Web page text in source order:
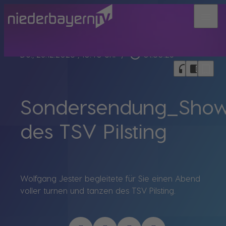
Do., 28.12.2023, 10:40 Uhr / play_circle_outline 01:30:26
headphones chrome_reader_mode
des TSV Pilsting
Wolfgang Jester begleitete für Sie einen Abend
voller turnen und tanzen des TSV Pilsting.